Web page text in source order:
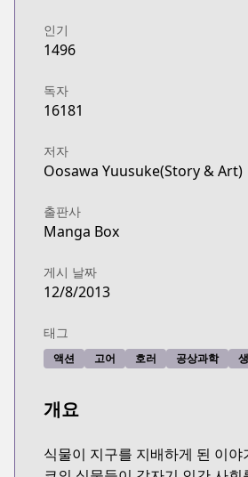
인기
1496
독자
16181
저자
Oosawa Yuusuke(Story & Art)
출판사
Manga Box
게시 날짜
12/8/2013
태그
액션 고어 호러 공상과학
개요
식물이 지구를 지배하게 된 이야